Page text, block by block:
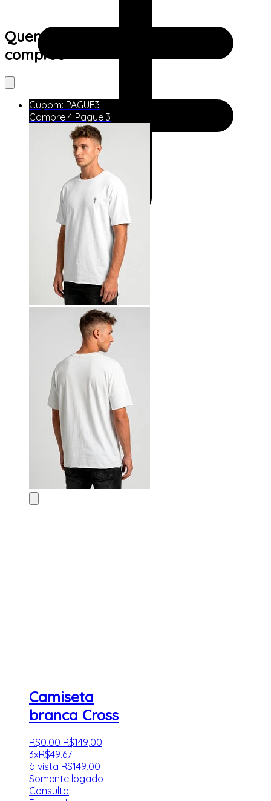
Quem viu este produto também
comprou
Camiseta
branca Cross
R$0,00 R$149 00
3xR$49,67
à vista R$149,00
Somente logado
Consulta